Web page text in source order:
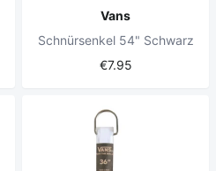
Vans
Schnürsenkel 54" Schwarz
€7.95